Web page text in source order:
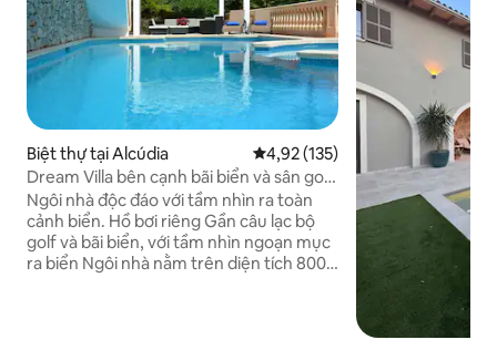
Biệt thự tại Alcúdia Xếp hạng trung bình 4,92/5,
4,92 (135)
Dream Villa bên cạnh bãi biển và sân golf.
Cảnh quan tuyệt vời
Ngôi nhà độc đáo với tầm nhìn ra toàn
cảnh biển. Hồ bơi riêng Gần câu lạc bộ
golf và bãi biển, với tầm nhìn ngoạn mục
ra biển Ngôi nhà nằm trên diện tích 800